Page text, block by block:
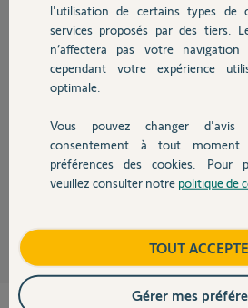
Autres produits
Devis avec un pro
Contact
Réponses
Bonjour Carmine,
Il n'existe pas de liaison sans fil entre les
nécessaire de faire une liaison filaire.
Bonne journée.
l'utilisation de certains types de
services proposés par des tiers.
n’affectera pas votre
cependant votre expérience
optimale.
Vous pouvez changer
consentement à tout
préférences des cookies. Pour
veuillez consulter notre politique de
TOUT
Gérer mes